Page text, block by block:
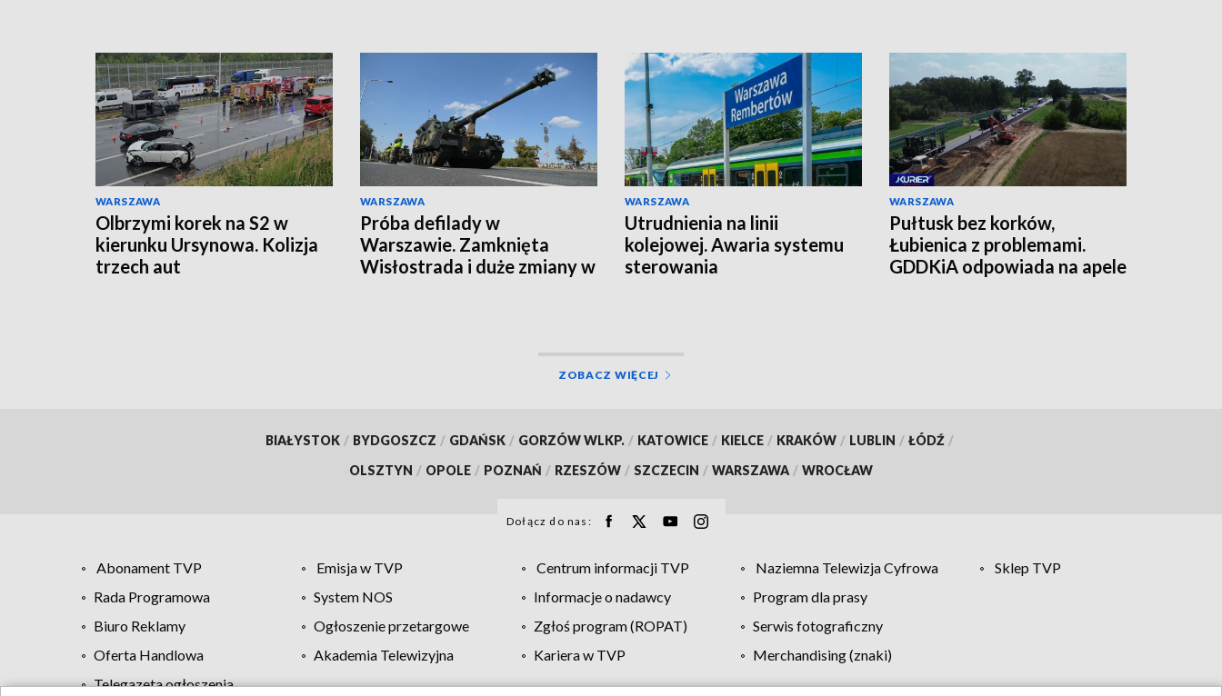
WARSZAWA
Olbrzymi korek na S2 w
kierunku Ursynowa. Kolizja
trzech aut
WARSZAWA
Próba defilady w
Warszawie. Zamknięta
Wisłostrada i duże zmiany w
WARSZAWA
Utrudnienia na linii
kolejowej. Awaria systemu
sterowania
WARSZAWA
Pułtusk bez korków,
Łubienica z problemami.
GDDKiA odpowiada na apele
ZOBACZ WIĘCEJ
BIAŁYSTOK / BYDGOSZCZ / GDAŃSK / GORZÓW WLKP. / KATOWICE / KIELCE / KRAKÓW / LUBLIN / ŁÓDŹ /
OLSZTYN / OPOLE / POZNAŃ / RZESZÓW / SZCZECIN / WARSZAWA / WROCŁAW
Dołącz do nas:
Abonament TVP Emisja w TVP Centrum informacji TVP Naziemna Telewizja Cyfrowa
Sklep TVP
Rada Programowa
System NOS Informacje o nadawcy
Program dla prasy
Biuro Reklamy
Ogłoszenie przetargowe Zgłoś program (ROPAT)
Serwis fotograficzny
Oferta Handlowa
Akademia Telewizyjna Kariera w TVP
Merchandising (znaki)
Telegazeta ogłoszenia